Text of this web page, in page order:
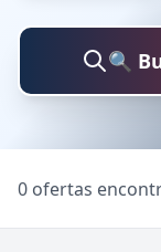
🔍
0 ofertas